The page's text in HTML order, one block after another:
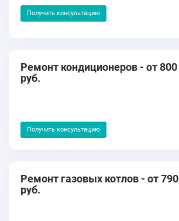
Получить консультацию
Ремонт кондиционеров - от 800
руб.
Получить консультацию
Ремонт газовых котлов - от 790
руб.